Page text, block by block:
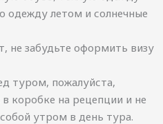
одежду летом и солнечные
не забудьте оформить визу
туром, пожалуйста,
в коробке на рецепции и не
утром в день тура.